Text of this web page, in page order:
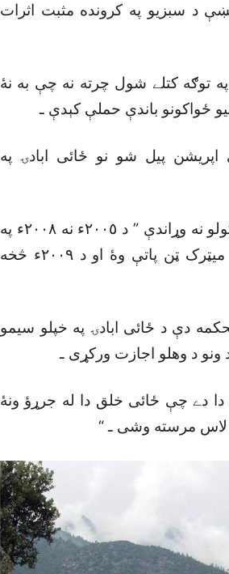
د سبزيو په کرونده مثبت اثرات
په توګه کتلے شول چرته نه چې به نۀ
ځواکونو باندې حملې کېدې ـ
اپريشن پيل شو نو ځائى ابادۍ په
څېړنې څخه دا هم وبريښېده چې د ځائى خلقو د کډو کولو نه وړاندې ” د ٢٠٠٥ء نه ٢٠٠٨ء په
دوران د ونو د مجموعى وهنې حجم خواؤشا ٨٣،٦١٩ ميټرک ټن پاتې وۀ او د ٢٠٠٩ء څخه
دې د ځائى ابادۍ په خپلو سيمو
د وهلو اجازت ورکړى ـ
دا دے چې ځائى خلق دا له جرړؤ ونۀ
لاس مرسته وشى ـ “